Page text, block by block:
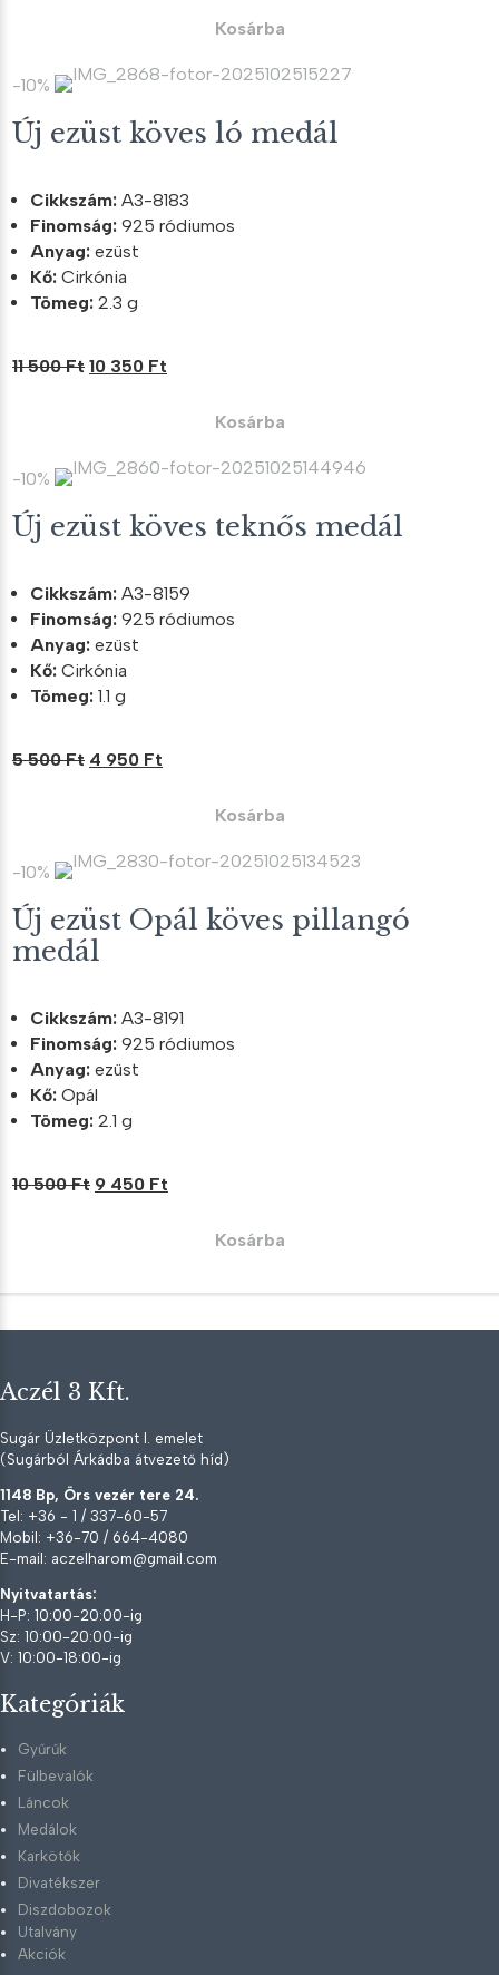
500 Ft.
850 Ft.
Kosárba
-10%
Új ezüst köves ló medál
Cikkszám: A3-8183
Finomság: 925 ródiumos
Anyag: ezüst
Kő: Cirkónia
Tömeg: 2.3 g
11 500Ft Original
500 Ft.
10 350 Ft
350 Ft.
Kosárba
-10%
Új ezüst köves teknős medál
Cikkszám: A3-8159
Finomság: 925 ródiumos
Anyag: ezüst
Kő: Cirkónia
Tömeg: 1.1 g
5 500Ft Original
500 Ft.
4 950 Ft
950 Ft.
Kosárba
-10%
Új ezüst Opál köves pillangó
medál
Cikkszám: A3-8191
Finomság: 925 ródiumos
Anyag: ezüst
Kő: Opál
Tömeg: 2.1 g
10 500Ft Original
500 Ft.
9 450 Ft
450 Ft.
Kosárba
Aczél 3 Kft.
Sugár Üzletközpont I. emelet
(Sugárból Árkádba átvezető híd)
1148 Bp, Örs vezér tere 24.
Tel: +36 - 1 / 337-60-57
Mobil: +36-70 / 664-4080
E-mail: aczelharom@gmail.com
Nyitvatartás:
H-P: 10:00-20:00-ig
Sz: 10:00-20:00-ig
V: 10:00-18:00-ig
Kategóriák
Gyűrűk
Fülbevalók
Láncok
Medálok
Karkötők
Divatékszer
Diszdobozok
Utalvány
Akciók